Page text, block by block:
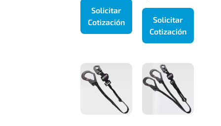
Solicitar
Cotización
Solicitar
Cotización